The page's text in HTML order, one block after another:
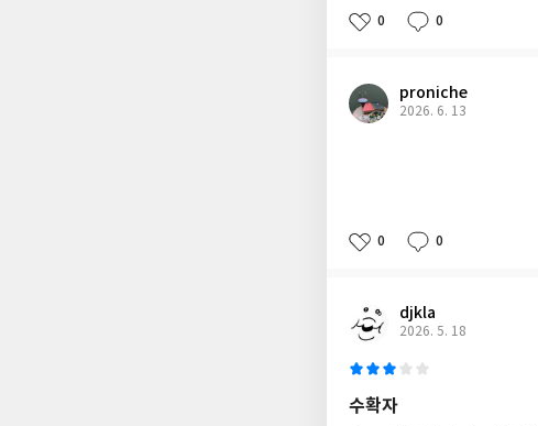
0 0
proniche
2026. 6. 13
0 0
djkla
2026. 5. 18
수확자